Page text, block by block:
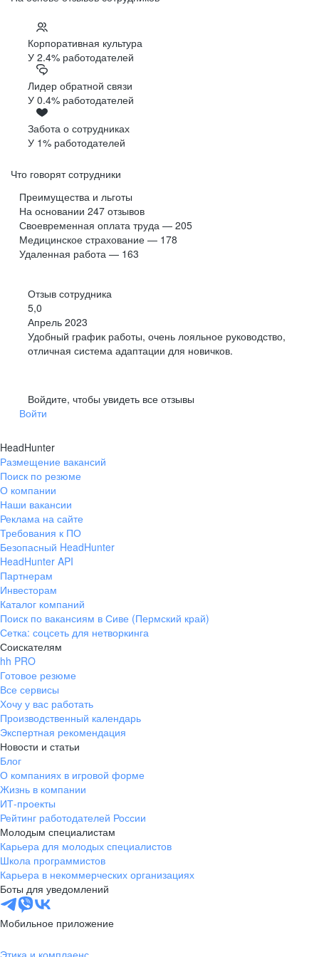
Корпоративная культура
У 2.4% работодателей
Лидер обратной связи
У 0.4% работодателей
Забота о сотрудниках
У 1% работодателей
Что говорят сотрудники
Преимущества и льготы
На основании 247 отзывов
Своевременная оплата труда — 205
Медицинское страхование — 178
Удаленная работа — 163
Отзыв сотрудника
5,0
Апрель 2023
Удобный график работы, очень лояльное руководство,
отличная система адаптации для новичков.
Войдите, чтобы увидеть все отзывы
Войти
HeadHunter
Размещение вакансий
Поиск по резюме
О компании
Наши вакансии
Реклама на сайте
Требования к ПО
Безопасный HeadHunter
HeadHunter API
Партнерам
Инвесторам
Каталог компаний
Поиск по вакансиям в Сиве (Пермский край)
Сетка: соцсеть для нетворкинга
Соискателям
hh PRO
Готовое резюме
Все сервисы
Хочу у вас работать
Производственный календарь
Экспертная рекомендация
Новости и статьи
Блог
О компаниях в игровой форме
Жизнь в компании
ИТ-проекты
Рейтинг работодателей России
Молодым специалистам
Карьера для молодых специалистов
Школа программистов
Карьера в некоммерческих организациях
Боты для уведомлений
Мобильное приложение